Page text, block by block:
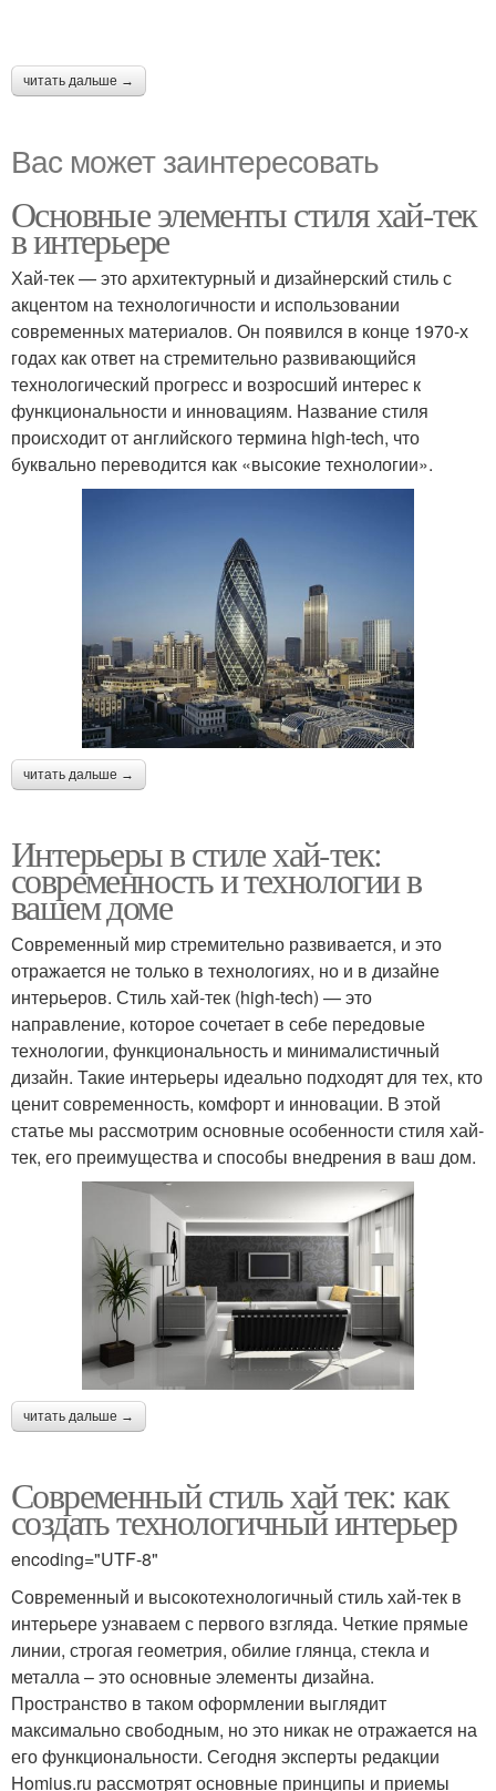
читать дальше →
Вас может заинтересовать
Основные элементы стиля хай-тек
в интерьере
Хай-тек — это архитектурный и дизайнерский стиль с
акцентом на технологичности и использовании
современных материалов. Он появился в конце 1970-х
годах как ответ на стремительно развивающийся
технологический прогресс и возросший интерес к
функциональности и инновациям. Название стиля
происходит от английского термина high-tech, что
буквально переводится как «высокие технологии».
читать дальше →
Интерьеры в стиле хай-тек:
современность и технологии в
вашем доме
Современный мир стремительно развивается, и это
отражается не только в технологиях, но и в дизайне
интерьеров. Стиль хай-тек (high-tech) — это
направление, которое сочетает в себе передовые
технологии, функциональность и минималистичный
дизайн. Такие интерьеры идеально подходят для тех, кто
ценит современность, комфорт и инновации. В этой
статье мы рассмотрим основные особенности стиля хай-
тек, его преимущества и способы внедрения в ваш дом.
читать дальше →
Современный стиль хай тек: как
создать технологичный интерьер
encoding="UTF-8"
Современный и высокотехнологичный стиль хай-тек в
интерьере узнаваем с первого взгляда. Четкие прямые
линии, строгая геометрия, обилие глянца, стекла и
металла – это основные элементы дизайна.
Пространство в таком оформлении выглядит
максимально свободным, но это никак не отражается на
его функциональности. Сегодня эксперты редакции
Homius.ru рассмотрят основные принципы и приемы